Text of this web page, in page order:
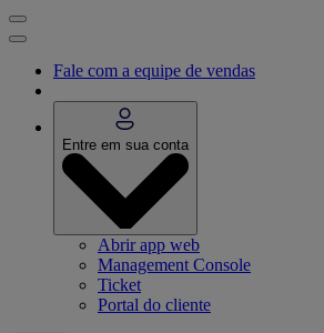
Fale com a equipe de vendas
Entre em sua conta
Abrir app web
Management Console
Ticket
Portal do cliente